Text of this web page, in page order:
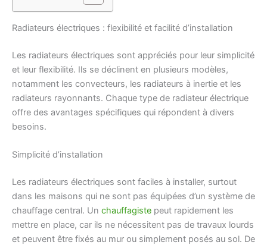
Radiateurs électriques : flexibilité et facilité d’installation
Les radiateurs électriques sont appréciés pour leur simplicité
et leur flexibilité. Ils se déclinent en plusieurs modèles,
notamment les convecteurs, les radiateurs à inertie et les
radiateurs rayonnants. Chaque type de radiateur électrique
offre des avantages spécifiques qui répondent à divers
besoins.
Simplicité d’installation
Les radiateurs électriques sont faciles à installer, surtout
dans les maisons qui ne sont pas équipées d’un système de
chauffage central. Un chauffagiste peut rapidement les
mettre en place, car ils ne nécessitent pas de travaux lourds
et peuvent être fixés au mur ou simplement posés au sol. De